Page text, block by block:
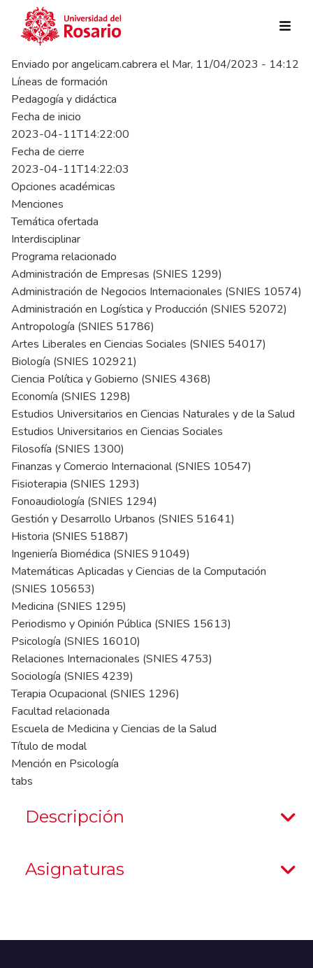
Pasar al contenido principal
Enviado porangelicam.cabrera elMar, 11/04/2023 - 14:12
Líneas de formación
Pedagogía y didáctica
Fecha de inicio
2023-04-11T14:22:00
Fecha de cierre
2023-04-11T14:22:03
Opciones académicas
Menciones
Temática ofertada
Interdisciplinar
Programa relacionado
Administración de Empresas (SNIES 1299)
Administración de Negocios Internacionales (SNIES 10574)
Administración en Logística y Producción (SNIES 52072)
Antropología (SNIES 51786)
Artes Liberales en Ciencias Sociales (SNIES 54017)
Biología (SNIES 102921)
Ciencia Política y Gobierno (SNIES 4368)
Economía (SNIES 1298)
Estudios Universitarios en Ciencias Naturales y de la Salud
Estudios Universitarios en Ciencias Sociales
Filosofía (SNIES 1300)
Finanzas y Comercio Internacional (SNIES 10547)
Fisioterapia (SNIES 1293)
Fonoaudiología (SNIES 1294)
Gestión y Desarrollo Urbanos (SNIES 51641)
Historia (SNIES 51887)
Ingeniería Biomédica (SNIES 91049)
Matemáticas Aplicadas y Ciencias de la Computación
(SNIES 105653)
Medicina (SNIES 1295)
Periodismo y Opinión Pública (SNIES 15613)
Psicología (SNIES 16010)
Relaciones Internacionales (SNIES 4753)
Sociología (SNIES 4239)
Terapia Ocupacional (SNIES 1296)
Facultad relacionada
Escuela de Medicina y Ciencias de la Salud
Título de modal
Mención en Psicología
tabs
Descripción
Asignaturas